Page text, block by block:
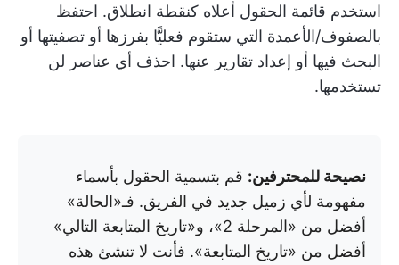
استخدم قائمة الحقول أعلاه كنقطة انطلاق. احتفظ
بالصفوف/الأعمدة التي ستقوم فعليًّا بفرزها أو تصفيتها أو
البحث فيها أو إعداد تقارير عنها. احذف أي عناصر لن
تستخدمها.
نصيحة للمحترفين: قم بتسمية الحقول بأسماء
مفهومة لأي زميل جديد في الفريق. فـ«الحالة»
أفضل من «المرحلة 2»، و«تاريخ المتابعة التالي»
أفضل من «تاريخ المتابعة». فأنت لا تنشئ هذه